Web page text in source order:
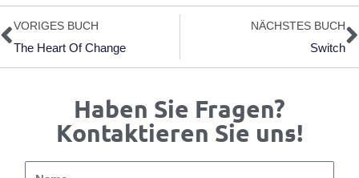
Zurück
VORIGES BUCH
The Heart Of Change
NÄCHSTES BUCH
Switch
Haben Sie Fragen?
Kontaktieren Sie uns!